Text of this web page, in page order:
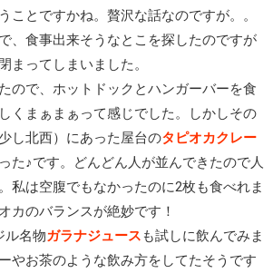
ことですかね。贅沢な話なのですが。。
、食事出来そうなとこを探したのですが
まってしまいました。
ので、ホットドックとハンガーバーを食
くまぁまぁって感じでした。しかしその
し北西）にあった屋台のタピオカクレー
た♪です。どんどん人が並んできたので人
私は空腹でもなかったのに2枚も食べれま
カのバランスが絶妙です！
ル名物ガラナジュース も試しに飲んでみま
やお茶のような飲み方をしてたそうです